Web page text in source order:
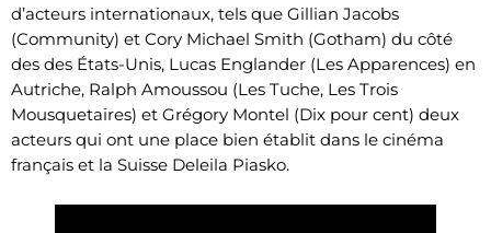
d’acteurs internationaux, tels que Gillian Jacobs
(Community) et Cory Michael Smith (Gotham) du côté
des des États-Unis, Lucas Englander (Les Apparences) en
Autriche, Ralph Amoussou (Les Tuche, Les Trois
Mousquetaires) et Grégory Montel (Dix pour cent) deux
acteurs qui ont une place bien établit dans le cinéma
français et la Suisse Deleila Piasko.